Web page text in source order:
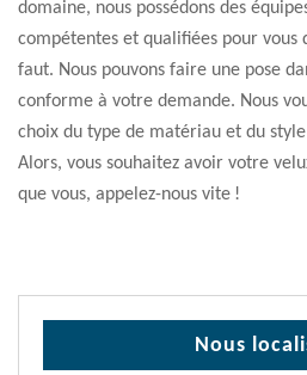
domaine, nous possédons des
compétentes et qualifiées pour vous
faut. Nous pouvons faire une pose
conforme à votre demande. Nous
choix du type de matériau et du style
Alors, vous souhaitez avoir votre
que vous, appelez-nous vite !
Nous